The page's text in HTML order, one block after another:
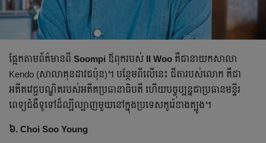
ផ្អែកតាមព័ត៌មានពី Soompi ឪពុករបស់ Il Woo គឺជានាយកសាលា
Kendo (សាលាគុនដាវជប៉ុន)។ បន្ថែមពីលើនេះ​ ជីតារបស់លោក គឹជា
អតីតវេជ្ជបណ្ឌិតរបស់អតីតប្រធានាធិបតី ហើយបច្ចុប្បន្នជាប្រធានមន្ទីរ
ពេទ្យជំងឺទូទៅដ៏ល្បីល្បាញមួយនៅក្នុងប្រទេសកូរ៉េខាងត្បូង។
៦. Choi Soo Young